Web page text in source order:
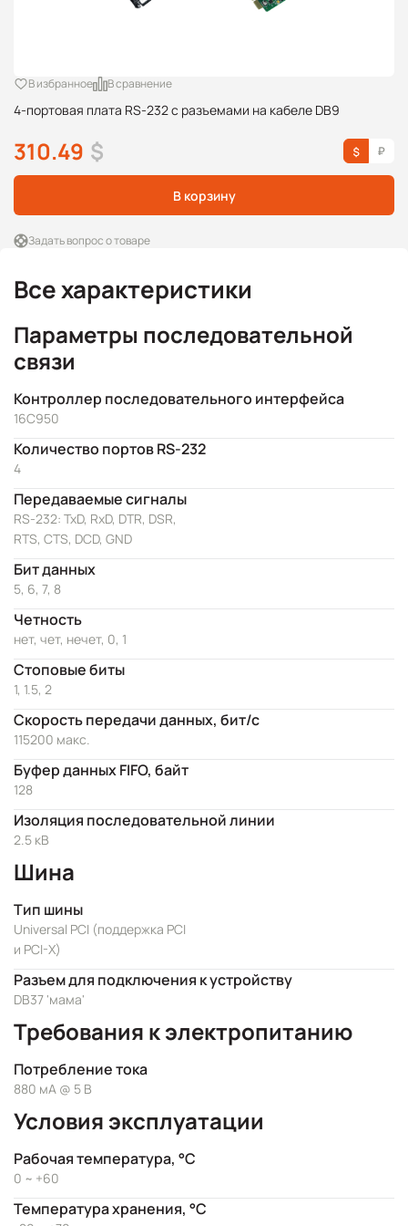
4-портовая плата RS-232 с разъемами на кабеле DB9
В избранное В сравнение
310.49 $
В корзину
Задать вопрос о товаре
Все характеристики
Параметры последовательной
связи
Контроллер последовательного интерфейса
16C950
Количество портов RS-232
4
Передаваемые сигналы
RS-232: TxD, RxD, DTR, DSR,
RTS, CTS, DCD, GND
Бит данных
5, 6, 7, 8
Четность
нет, чет, нечет, 0, 1
Стоповые биты
1, 1.5, 2
Скорость передачи данных, бит/с
115200 макс.
Буфер данных FIFO, байт
128
Изоляция последовательной линии
2.5 кВ
Шина
Тип шины
Universal PCI (поддержка PCI
и PCI-X)
Разъем для подключения к устройству
DB37 'мама'
Требования к электропитанию
Потребление тока
880 мА @ 5 В
Условия эксплуатации
Рабочая температура, °C
0 ~ +60
Температура хранения, °C